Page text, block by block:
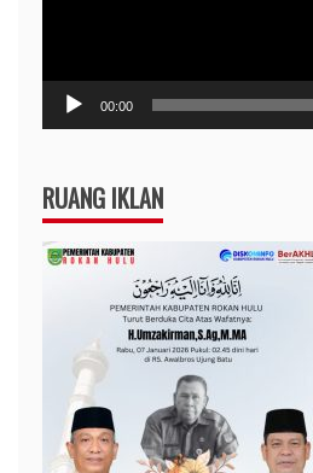
00:00
RUANG IKLAN